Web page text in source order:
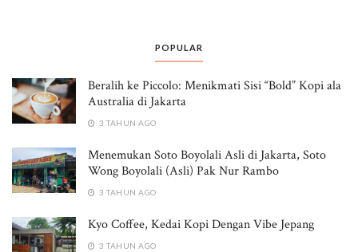
POPULAR
Beralih ke Piccolo: Menikmati Sisi “Bold” Kopi ala
Australia di Jakarta
3 TAHUN AGO
Menemukan Soto Boyolali Asli di Jakarta, Soto
Wong Boyolali (Asli) Pak Nur Rambo
3 TAHUN AGO
Kyo Coffee, Kedai Kopi Dengan Vibe Jepang
3 TAHUN AGO